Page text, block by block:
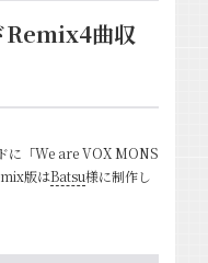
曲収
に「We are VOX MONS
版はBatsu様に制作し